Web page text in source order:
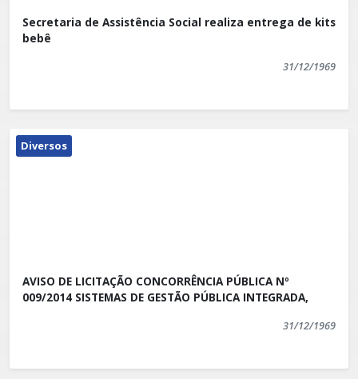
Secretaria de Assistência Social realiza entrega de kits
bebê
31/12/1969
Diversos
AVISO DE LICITAÇÃO CONCORRÊNCIA PÚBLICA Nº
009/2014 SISTEMAS DE GESTÃO PÚBLICA INTEGRADA,
31/12/1969